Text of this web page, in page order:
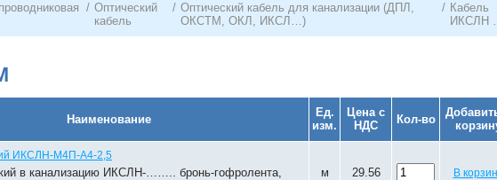
/ Оптический
кабель
/ Оптический кабель для канализации (ДПЛ,
ОКСТМ, ОКЛ, ИКСЛ…)
/ Кабель
ИКСЛН
Наименование
Ед.
изм.
Цена с
НДС
Кол-во
ИКСЛН-М4П-А4-2,5
в канализацию ИКСЛН-…….. бронь-гофролента,
м 29.56 В